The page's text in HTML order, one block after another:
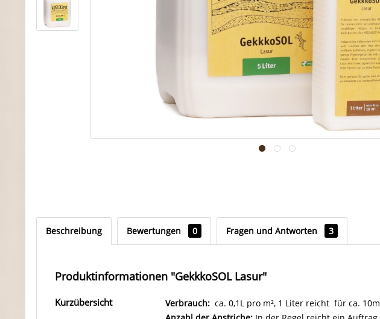
Beschreibung Bewertungen 0 Fragen und Antworten 3
Produktinformationen "GekkkoSOL Lasur"
Kurzübersicht Verbrauch: ca. 0,1L pro m², 1 Liter reicht für ca.